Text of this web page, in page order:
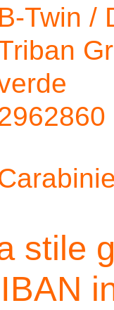
B-Twin /
stile